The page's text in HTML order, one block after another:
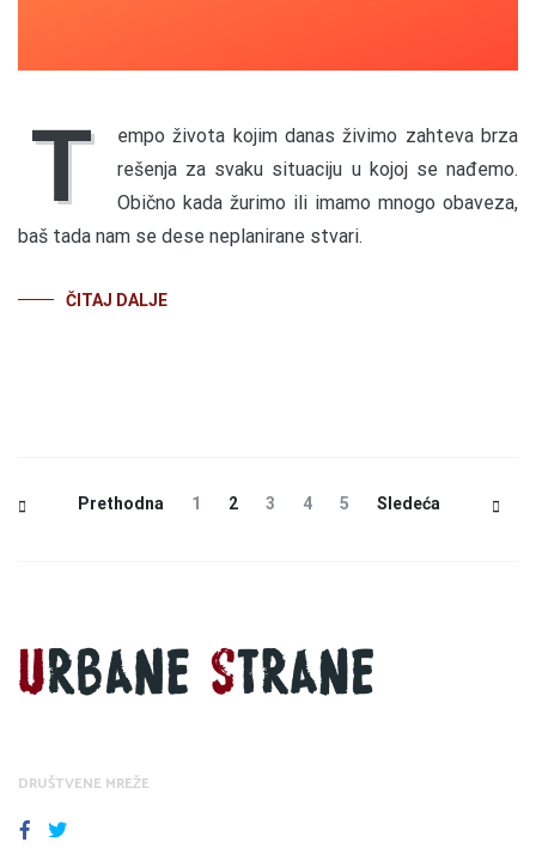
T
empo života kojim danas živimo zahteva brza
rešenja za svaku situaciju u kojoj se nađemo.
Obično kada žurimo ili imamo mnogo obaveza,
baš tada nam se dese neplanirane stvari.
ČITAJ DALJE
Posts
Prethodna Page
1 Page
2 Page
3 Page
4 Page
5 Sledeća
DRUŠTVENE MREŽE
FACEBOOK
TWITTER